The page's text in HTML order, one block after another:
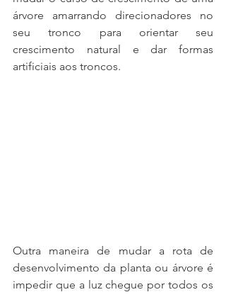
árvore amarrando direcionadores no
seu tronco para orientar seu
crescimento natural e dar formas
artificiais aos troncos.
Outra maneira de mudar a rota de
desenvolvimento da planta ou árvore é
impedir que a luz chegue por todos os